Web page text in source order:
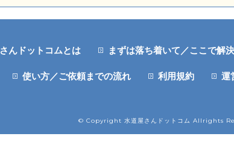
んドットコムとは まずは落ち着いて／ここで解
使い方／ご依頼までの流れ 利用規約 運
© Copyright 水道屋さんドットコム Allrights